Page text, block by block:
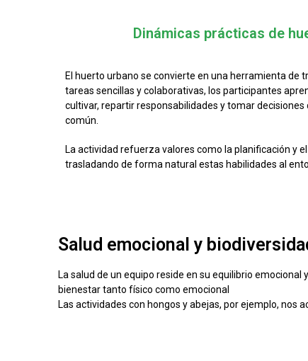
Dinámicas prácticas de
El huerto urbano se convierte en una herramienta de
tareas sencillas y colaborativas, los participantes
cultivar, repartir responsabilidades y tomar decisiones
común.
La actividad refuerza valores como la planificación y
trasladando de forma natural estas habilidades al
Salud emocional y
La salud de un equipo reside en su equilibrio
bienestar tanto físico como emocional
Las actividades con hongos y abejas, por ejemplo, nos